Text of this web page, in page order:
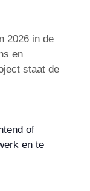
2026 in de
en
staat de
of
en te